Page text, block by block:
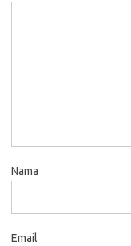
Nama
Email